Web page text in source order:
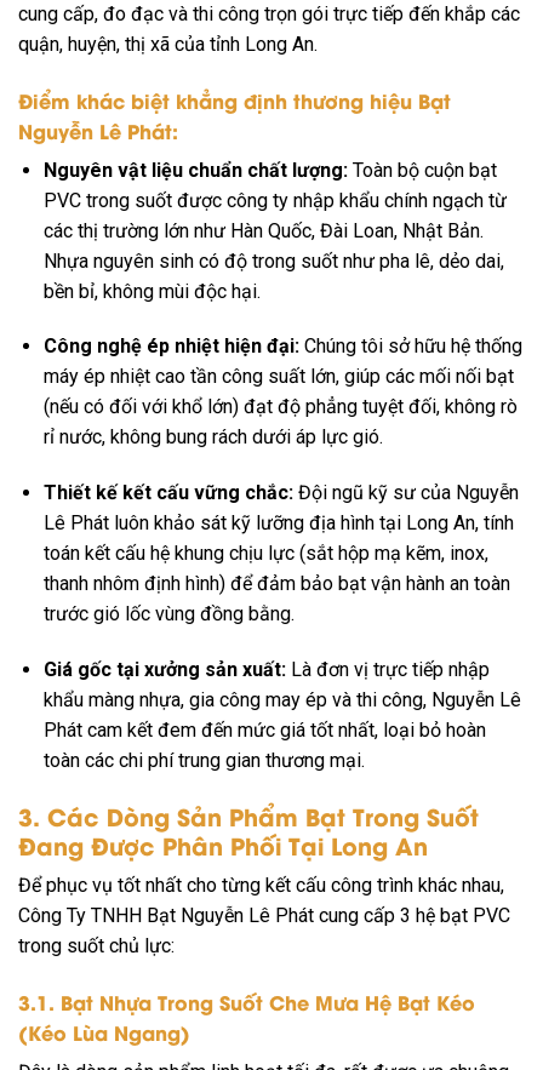
cung cấp, đo đạc và thi công trọn gói trực tiếp đến khắp các
quận, huyện, thị xã của tỉnh Long An.
Điểm khác biệt khẳng định thương hiệu Bạt
Nguyễn Lê Phát:
Nguyên vật liệu chuẩn chất lượng:Toàn bộ cuộn bạt
PVC trong suốt được công ty nhập khẩu chính ngạch từ
các thị trường lớn như Hàn Quốc, Đài Loan, Nhật Bản.
Nhựa nguyên sinh có độ trong suốt như pha lê, dẻo dai,
bền bỉ, không mùi độc hại.
Công nghệ ép nhiệt hiện đại:Chúng tôi sở hữu hệ thống
máy ép nhiệt cao tần công suất lớn, giúp các mối nối bạt
(nếu có đối với khổ lớn) đạt độ phẳng tuyệt đối, không rò
rỉ nước, không bung rách dưới áp lực gió.
Thiết kế kết cấu vững chắc:Đội ngũ kỹ sư của Nguyễn
Lê Phát luôn khảo sát kỹ lưỡng địa hình tại Long An, tính
toán kết cấu hệ khung chịu lực (sắt hộp mạ kẽm, inox,
thanh nhôm định hình) để đảm bảo bạt vận hành an toàn
trước gió lốc vùng đồng bằng.
Giá gốc tại xưởng sản xuất:Là đơn vị trực tiếp nhập
khẩu màng nhựa, gia công may ép và thi công, Nguyễn Lê
Phát cam kết đem đến mức giá tốt nhất, loại bỏ hoàn
toàn các chi phí trung gian thương mại.
3. Các Dòng Sản Phẩm Bạt Trong Suốt
Đang Được Phân Phối Tại Long An
Để phục vụ tốt nhất cho từng kết cấu công trình khác nhau,
Công Ty TNHH Bạt Nguyễn Lê Phát cung cấp 3 hệ bạt PVC
trong suốt chủ lực:
3.1. Bạt Nhựa Trong Suốt Che Mưa Hệ Bạt Kéo
(Kéo Lùa Ngang)